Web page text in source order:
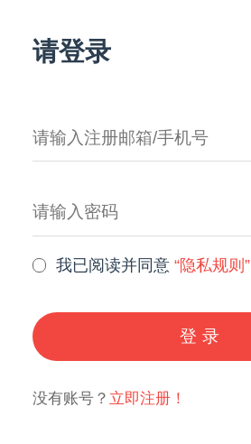
请登录
我已阅读并同意“隐私规则”
登录
没有账号？ 立即注册！